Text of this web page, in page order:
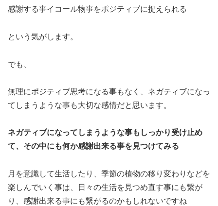
感謝する事イコール物事をポジティブに捉えられる
という気がします。
でも、
無理にポジティブ思考になる事もなく、ネガティブになっ
てしまうような事も大切な感情だと思います。
ネガティブになってしまうような事もしっかり受け止め
て、その中にも何か感謝出来る事を見つけてみる
月を意識して生活したり、季節の植物の移り変わりなどを
楽しんでいく事は、日々の生活を見つめ直す事にも繋が
り、感謝出来る事にも繋がるのかもしれないですね